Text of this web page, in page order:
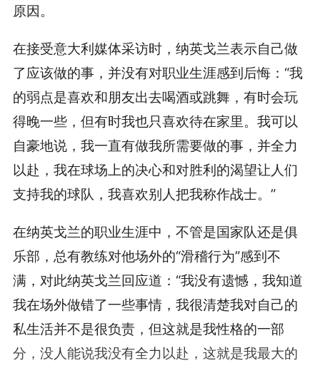
原因。
在接受意大利媒体采访时，纳英戈兰表示自己做
了应该做的事，并没有对职业生涯感到后悔：“我
的弱点是喜欢和朋友出去喝酒或跳舞，有时会玩
得晚一些，但有时我也只喜欢待在家里。我可以
自豪地说，我一直有做我所需要做的事，并全力
以赴，我在球场上的决心和对胜利的渴望让人们
支持我的球队，我喜欢别人把我称作战士。”
在纳英戈兰的职业生涯中，不管是国家队还是俱
乐部，总有教练对他场外的“滑稽行为”感到不
满，对此纳英戈兰回应道：“我没有遗憾，我知道
我在场外做错了一些事情，我很清楚我对自己的
私生活并不是很负责，但这就是我性格的一部
分，没人能说我没有全力以赴，这就是我最大的